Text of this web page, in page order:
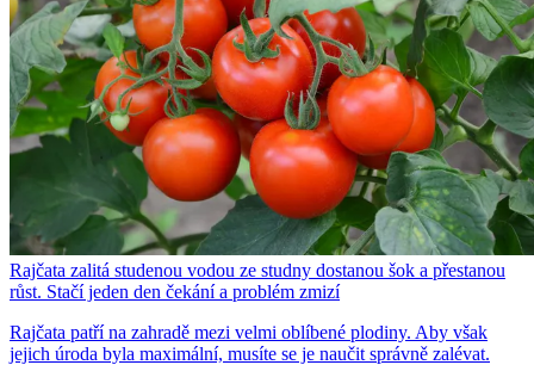
Rajčata zalitá studenou vodou ze studny dostanou šok a přestanou
růst. Stačí jeden den čekání a problém zmizí
Rajčata patří na zahradě mezi velmi oblíbené plodiny. Aby však
jejich úroda byla maximální, musíte se je naučit správně zalévat.